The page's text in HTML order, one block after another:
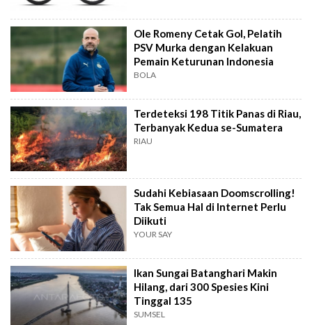
Ole Romeny Cetak Gol, Pelatih
PSV Murka dengan Kelakuan
Pemain Keturunan Indonesia
BOLA
Terdeteksi 198 Titik Panas di Riau,
Terbanyak Kedua se-Sumatera
RIAU
Sudahi Kebiasaan Doomscrolling!
Tak Semua Hal di Internet Perlu
Diikuti
YOUR SAY
Ikan Sungai Batanghari Makin
Hilang, dari 300 Spesies Kini
Tinggal 135
SUMSEL